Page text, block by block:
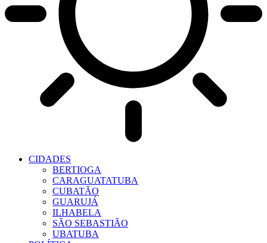
CIDADES
BERTIOGA
CARAGUATATUBA
CUBATÃO
GUARUJÁ
ILHABELA
SÃO SEBASTIÃO
UBATUBA